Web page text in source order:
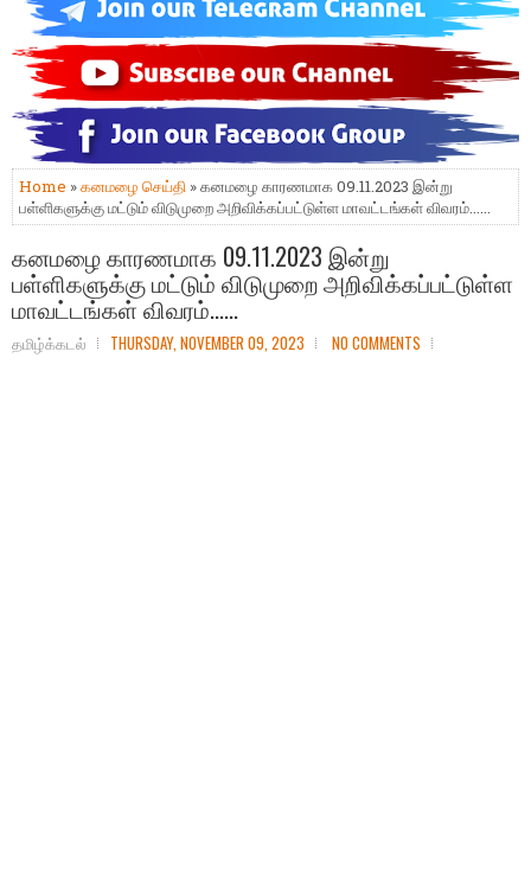
Home »கனமழை செய்தி » கனமழை காரணமாக 09.11.2023 இன்று
பள்ளிகளுக்கு மட்டும் விடுமுறை அறிவிக்கப்பட்டுள்ள மாவட்டங்கள் விவரம்......
கனமழை காரணமாக 09.11.2023 இன்று
பள்ளிகளுக்கு மட்டும் விடுமுறை அறிவிக்கப்பட்டுள்ள
மாவட்டங்கள் விவரம்......
தமிழ்க்கடல் THURSDAY, NOVEMBER 09, 2023 NO COMMENTS